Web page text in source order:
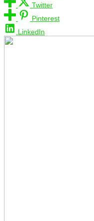
Twitter
Pinterest
LinkedIn